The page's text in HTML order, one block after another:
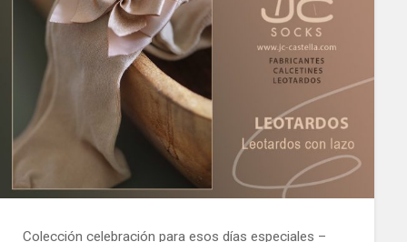
Colección celebración para esos días especiales –